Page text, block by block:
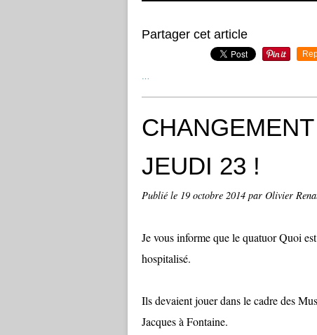
Partager cet article
…
JEUDI 23 !
Publié le 19 octobre 2014 par Olivier
Je vous informe que le quatuor Quoi
hospitalisé.
Ils devaient jouer dans le cadre des
Jacques à Fontaine.